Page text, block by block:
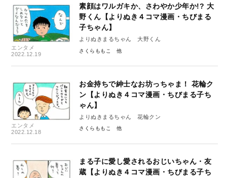
エンタメ
2022.12.19
素顔はワルガキか、さわやか少年か!? 大
野くん【よりぬき４コマ漫画・ちびまる
子ちゃん】
よりぬきまるちゃん 大野くん
さくらももこ
エンタメ
2022.12.18
お金持ちで紳士なお坊っちゃま！ 花輪ク
ン【よりぬき４コマ漫画・ちびまる子ち
ゃん】
よりぬきまるちゃん 花輪クン
さくらももこ
まる子に愛し愛されるおじいちゃん・友
蔵【よりぬき４コマ漫画・ちびまる子ち